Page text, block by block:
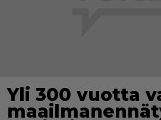
Yli 300 vuotta